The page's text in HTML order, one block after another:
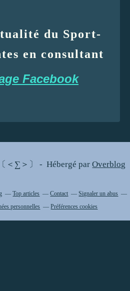
du Sport-
en consultant
Facebook
＜∑＞〕 - Hébergé parOverblog
Top articles Contact
Signaler un abus
personnelles Préférences cookies